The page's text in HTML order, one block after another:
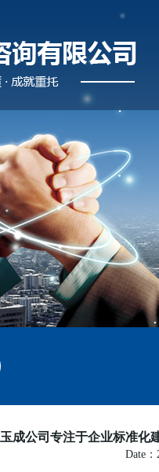
玉成公司专注于企业标准化
Date：